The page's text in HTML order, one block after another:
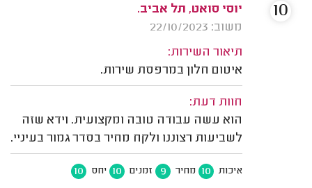
יוסי סואט, תל אביב.
משוב: 22/10/2023
תיאור השירות:
איטום חלון במרפסת שירות.
חוות דעת:
הוא עשה עבודה טובה ומקצועית. וידא שזה
לשביעות רצוננו ולקח מחיר בסדר גמור בעיניי.
איכות 10 מחיר 9 זמנים 10 יחס 10
10